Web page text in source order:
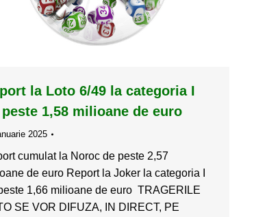
la Loto 6/49 la categoria I
1,58 milioane de euro
2025
cumulat la Noroc de peste 2,57
de euro Report la Joker la categoria I
1,66 milioane de euro TRAGERILE
SE VOR DIFUZA, IN DIRECT, PE